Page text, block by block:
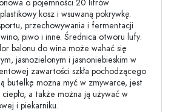
o pojemności 20 litrów
kosz i wsuwaną pokrywkę.
przechowywania i fermentacji
piwo i inne. Średnica otworu lufy:
balonu do wina może wahać się
jasnozielonym i jasnoniebieskim w
zawartości szkła pochodzącego
butelkę można myć w zmywarce, jest
a także można ją używać w
i piekarniku.